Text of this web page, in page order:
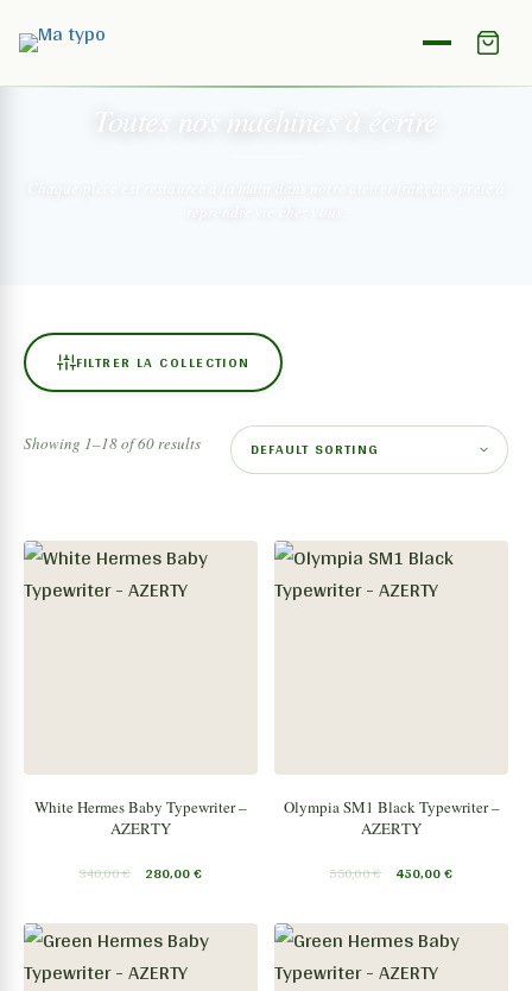
Toutes nos machines
FILTRER LA COLLECTION
Showing 1–18 of 60 results
White Hermes Baby Typewriter –
AZERTY
340,00€ 280,00€
Olympia SM1 Black Typewriter –
AZERTY
550,00€ 450,00€